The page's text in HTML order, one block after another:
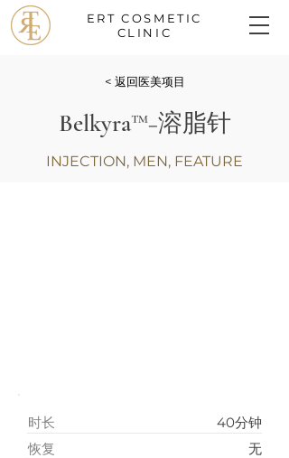
ERTCOSMETIC
CLINIC
< 返回医美项目
Belkyra™−溶脂针
INJECTION, MEN, FEATURE
时长
40分钟
​恢复
无